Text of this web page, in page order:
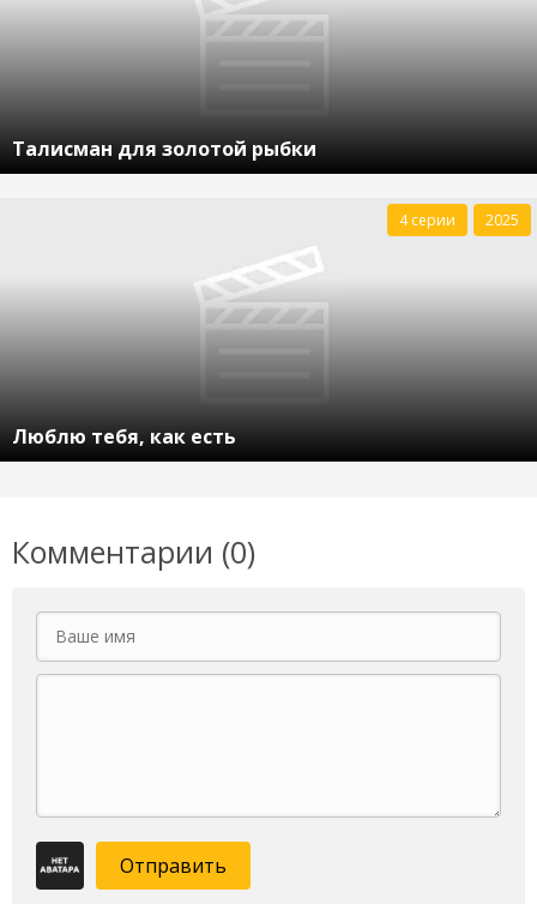
Талисман для золотой рыбки
Люблю тебя, как есть
4 серии 2025
Комментарии (0)
Отправить